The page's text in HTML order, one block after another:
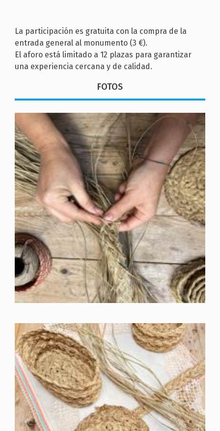
La participación es gratuita con la compra de la
entrada general al monumento (3 €).
El aforo está limitado a 12 plazas para garantizar
una experiencia cercana y de calidad.
FOTOS